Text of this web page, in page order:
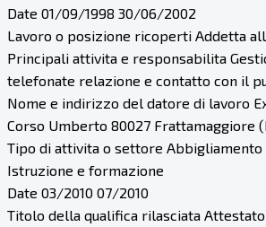
Date 01/09/1998 30/06/2002
Lavoro o posizione ricoperti Addetta
Principali attivita e responsabilita
telefonate relazione e contatto con il
Nome e indirizzo del datore di lavoro
Corso Umberto 80027 Frattamaggiore
Tipo di attivita o settore Abbigliamento
Istruzione e formazione
Date 03/2010 07/2010
Titolo della qualifica rilasciata